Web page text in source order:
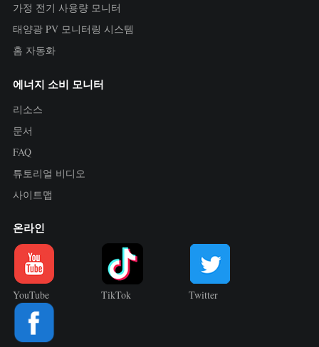
가정 전기 사용량 모니터
태양광 PV 모니터링 시스템
홈 자동화
에너지 소비 모니터
리소스
문서
FAQ
튜토리얼 비디오
사이트맵
온라인
YouTube TikTok Twitter